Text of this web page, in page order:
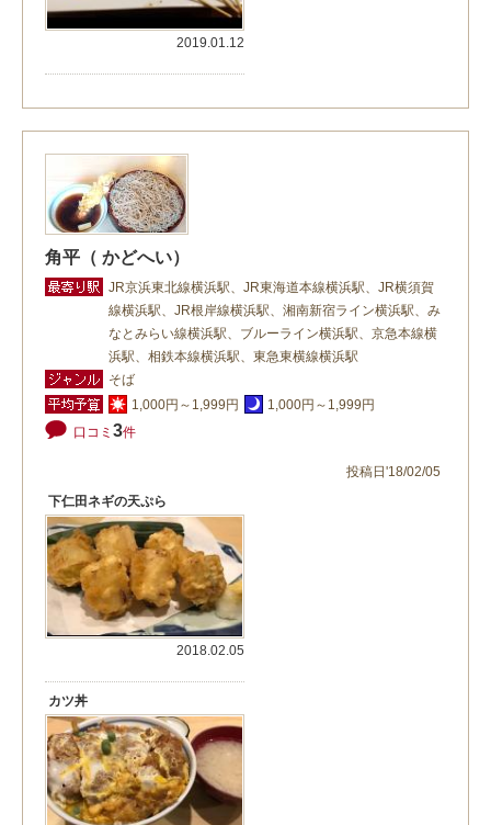
2019.01.12
角平（ かどへい）
JR京浜東北線横浜駅、JR東海道本線横浜駅、JR横須賀
線横浜駅、JR根岸線横浜駅、湘南新宿ライン横浜駅、み
なとみらい線横浜駅、ブルーライン横浜駅、京急本線横
浜駅、相鉄本線横浜駅、東急東横線横浜駅
そば
1,000円～1,999円
1,000円～1,999円
口コミ 3件
投稿日'18/02/05
下仁田ネギの天ぷら
2018.02.05
カツ丼